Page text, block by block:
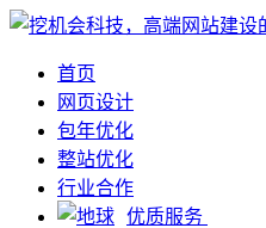
首页
网页设计
包年优化
整站优化
行业合作
优质服务